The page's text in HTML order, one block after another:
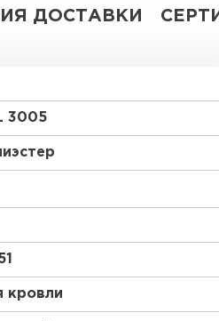
ДОСТАВКИ
3005
кровли